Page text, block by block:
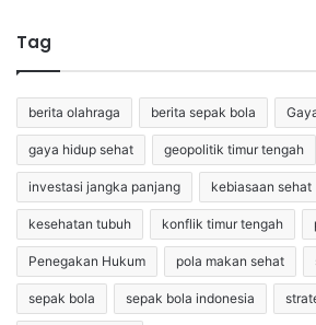
Tag
berita olahraga berita sepak bola
gaya hidup sehat geopolitik timur tengah
investasi jangka panjang kebiasaan sehat
kesehatan tubuh konflik timur tengah
Penegakan Hukum pola makan sehat
sepak bola sepak bola indonesia